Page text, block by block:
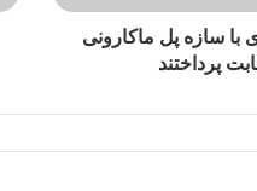
با سازه پل ماکارونی
پرداختند